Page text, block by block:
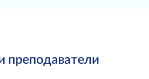
преподаватели